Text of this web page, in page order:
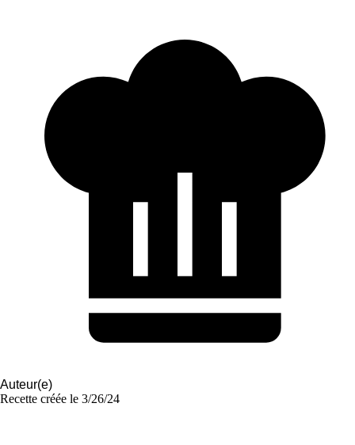
Auteur(e)
Recette créée le 3/26/24